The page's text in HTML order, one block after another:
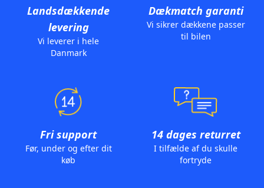
Landsdækkende
levering
Vi leverer i hele
Danmark
Dækmatch garanti
Vi sikrer dækkene passer
til bilen
Fri support
Før, under og efter dit
køb
14 dages returret
I tilfælde af du skulle
fortryde